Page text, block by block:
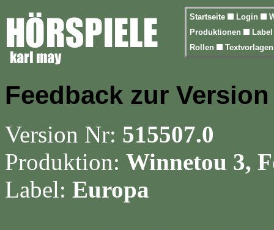
Startseite Login
Produktionen
Rollen
Feedback zur Version
Version Nr: 515507.0
Produktion: Winnetou 3,
Label: Europa